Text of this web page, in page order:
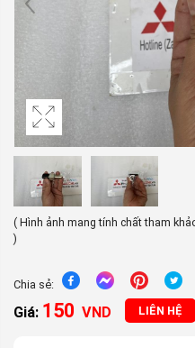
( Hình ảnh mang tính chất tham
)
Chia sẻ:
Giá: 150 VND LIÊN HỆ